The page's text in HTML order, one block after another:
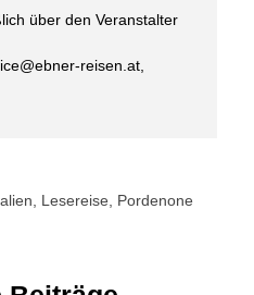
über den Veranstalter
reisen.at,
, Lesereise, Pordenone